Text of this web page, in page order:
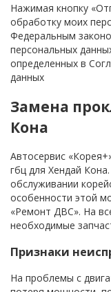
Нажимая кнопку
обработку моих
Федеральным
персональных
определенных в
данных
Замена
Кона
Автосервис
гбц для Хендай
обслуживании
особенности этой
«Ремонт ДВС». На
необходимые
Признаки
На проблемы с